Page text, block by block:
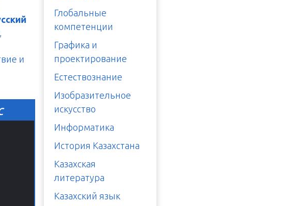
и
Глобальные
компетенции
Графика и
проектирование
Естествознание
Изобразительное
искусство
Информатика
История Казахстана
Казахская
литература
Казахский язык